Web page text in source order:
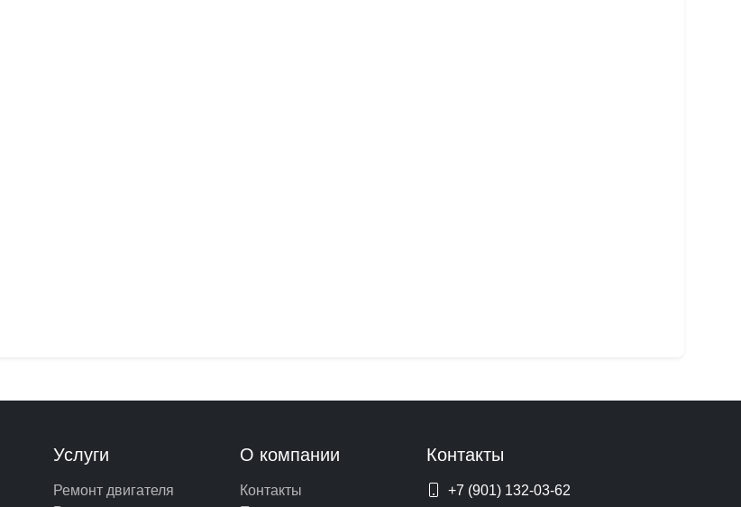
Услуги
Ремонт двигателя
О компании
Контакты
Контакты
+7 (901) 132-03-62